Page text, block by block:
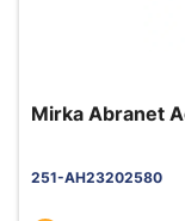
Mirka Abranet
251-AH23202580